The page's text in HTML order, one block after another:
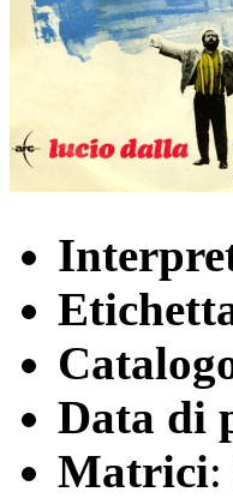
Data di
Matrici